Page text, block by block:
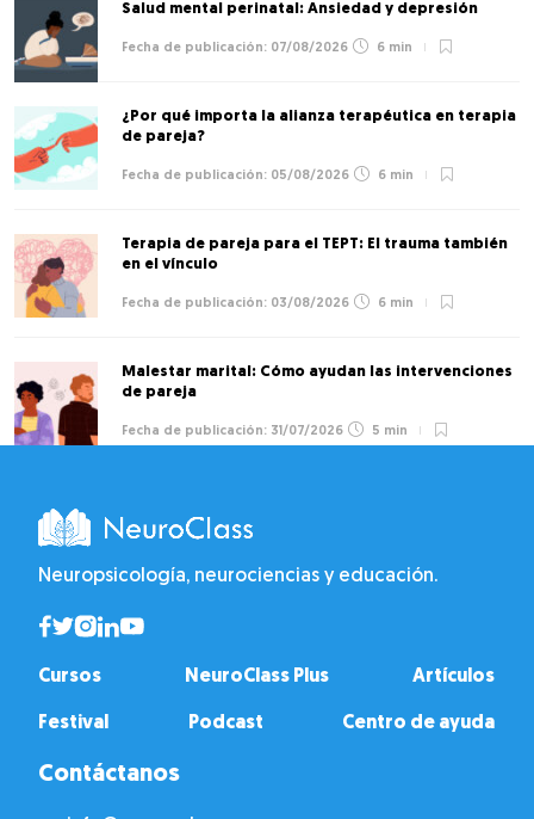
Salud mental perinatal: Ansiedad y depresión
07/08/2026 6 min
¿Por qué importa la alianza terapéutica en terapia
de pareja?
05/08/2026 6 min
Terapia de pareja para el TEPT: El trauma también
en el vínculo
03/08/2026 6 min
Malestar marital: Cómo ayudan las intervenciones
de pareja
31/07/2026 5 min
Neuropsicología, neurociencias y educación.
Cursos NeuroClass Plus Artículos
Festival Podcast Centro de ayuda
Contáctanos